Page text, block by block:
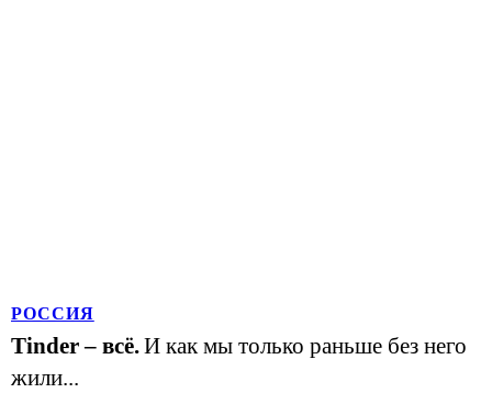
РОССИЯ
Tinder – всё.И как мы только раньше без него
жили...